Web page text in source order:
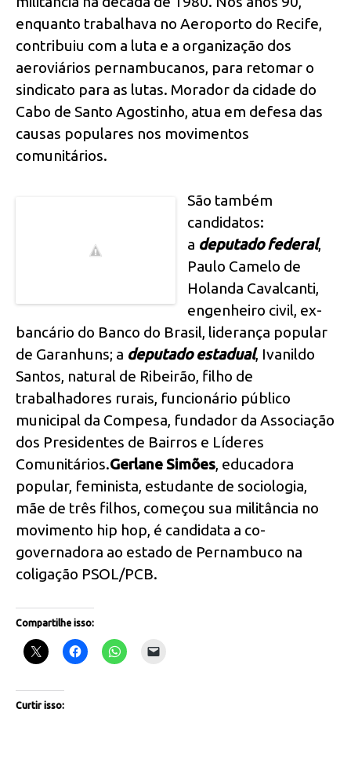
enquanto trabalhava no Aeroporto do Recife,
contribuiu com a luta e a organização dos
aeroviários pernambucanos, para retomar o
sindicato para as lutas. Morador da cidade do
Cabo de Santo Agostinho, atua em defesa das
causas populares nos movimentos
comunitários.
São também
candidatos:
a deputado federal,
Paulo Camelo de
Holanda Cavalcanti,
engenheiro civil, ex-
bancário do Banco do Brasil, liderança popular
de Garanhuns; a deputado estadual, Ivanildo
Santos, natural de Ribeirão, filho de
trabalhadores rurais, funcionário público
municipal da Compesa, fundador da Associação
dos Presidentes de Bairros e Líderes
Comunitários.Gerlane Simões, educadora
popular, feminista, estudante de sociologia,
mãe de três filhos, começou sua militância no
movimento hip hop, é candidata a co-
governadora ao estado de Pernambuco na
coligação PSOL/PCB.
Compartilhe isso:
Curtir isso: